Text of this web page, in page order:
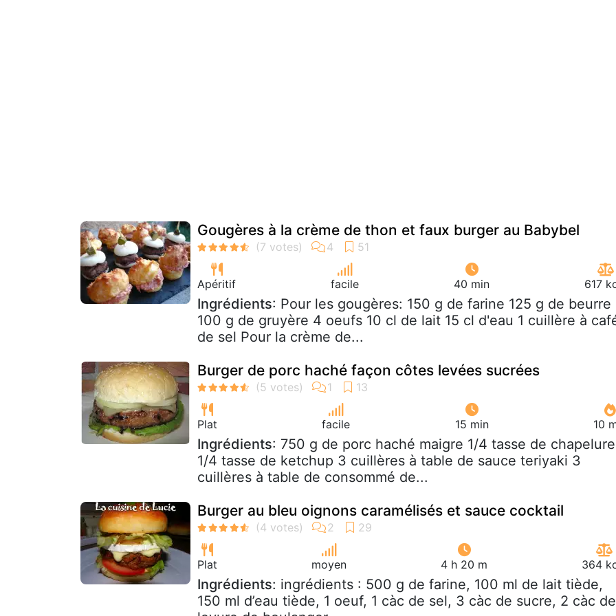
Gougères à la crème de thon et faux burger au Babybel
Apéritif facile 40 min 617
Ingrédients: Pour les gougères: 150 g de farine 125 g de beurre
100 g de gruyère 4 oeufs 10 cl de lait 15 cl d'eau 1 cuillère à
de sel Pour la crème de...
Burger de porc haché façon côtes levées sucrées
Plat facile 15 min 10
Ingrédients: 750 g de porc haché maigre 1/4 tasse de chapelure
1/4 tasse de ketchup 3 cuillères à table de sauce teriyaki 3
cuillères à table de consommé de...
Burger au bleu oignons caramélisés et sauce cocktail
Plat moyen 4 h 20 m 364
Ingrédients: ingrédients : 500 g de farine, 100 ml de lait tiède,
150 ml d’eau tiède, 1 oeuf, 1 càc de sel, 3 càc de sucre, 2 càc de